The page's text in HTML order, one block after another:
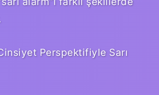
Perspektifiyle Sarı